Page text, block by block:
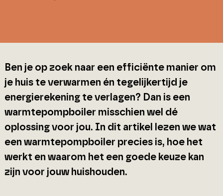
Ben je op zoek naar een efficiënte manier om
je huis te verwarmen én tegelijkertijd je
energierekening te verlagen? Dan is een
warmtepompboiler misschien wel dé
oplossing voor jou. In dit artikel lezen we wat
een warmtepompboiler precies is, hoe het
werkt en waarom het een goede keuze kan
zijn voor jouw huishouden.